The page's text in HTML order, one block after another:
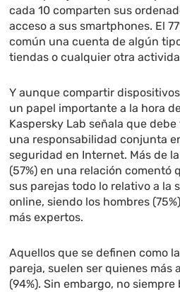
cada 10 comparten sus
acceso a sus smartphones. El
común una cuenta de algún
tiendas o cualquier otra
Y aunque compartir
un papel importante a la hora
Kaspersky Lab señala que
una responsabilidad conjunta
seguridad en Internet. Más de
(57%) en una relación comentó
sus parejas todo lo relativo a la
online, siendo los hombres
más expertos.
Aquellos que se definen como
pareja, suelen ser quienes más
(94%). Sin embargo, no